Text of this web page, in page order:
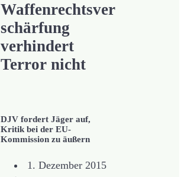
Waffenrechtsver
schärfung
verhindert
Terror nicht
DJV fordert Jäger auf,
Kritik bei der EU-
Kommission zu äußern
1. Dezember 2015